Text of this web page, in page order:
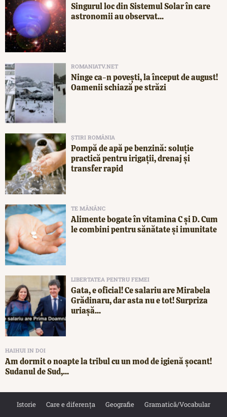
Singurul loc din Sistemul Solar în care
astronomii au observat...
ROMANIATV.NET
Ninge ca-n povești, la început de august!
Oamenii schiază pe străzi
ȘTIRI ROMÂNIA
Pompă de apă pe benzină: soluție
practică pentru irigații, drenaj și
transfer rapid
TE MĂNÂNC
Alimente bogate în vitamina C și D. Cum
le combini pentru sănătate și imunitate
LIBERTATEA PENTRU FEMEI
Gata, e oficial! Ce salariu are Mirabela
Grădinaru, dar asta nu e tot! Surpriza
uriașă...
HAIHUI IN DOI
Am dormit o noapte la tribul cu un mod de igienă șocant!
Sudanul de Sud,...
Istorie Care e diferența Geografie
Gramatică/Vocabular